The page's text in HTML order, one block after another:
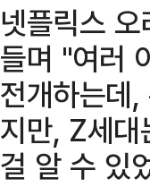
넷플릭스
들며 "여러
전개하는데
지만, Z세
걸 알 수 있